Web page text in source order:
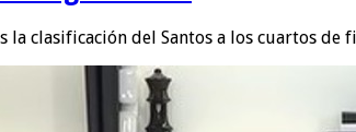
la clasificación del Santos a los cuartos de